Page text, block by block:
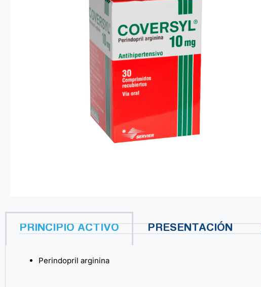
PRINCIPIO ACTIVO PRESENTACIÓN
Perindopril arginina